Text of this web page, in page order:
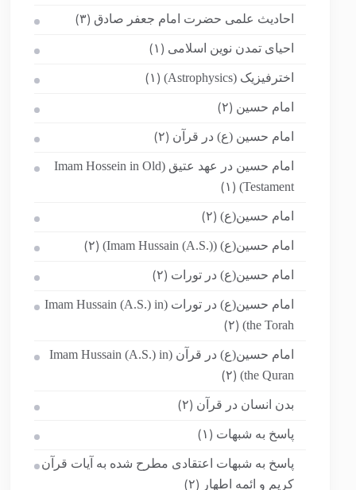
احادیث علمی حضرت امام جعفر صادق (۳)
احیای تمدن نوین اسلامی (۱)
اخترفیزیک (Astrophysics) (۱)
امام حسین (۲)
امام حسین (ع) در قرآن (۲)
امام حسین در عهد عتیق (Imam Hossein in Old
Testament)
(۱)
امام حسین(ع) (۲)
امام حسین(ع) (Imam Hussain (A.S.)) (۲)
امام حسین(ع) در تورات (۲)
امام حسین(ع) در تورات (Imam Hussain (A.S.) in
the Torah)
(۲)
امام حسین(ع) در قرآن (Imam Hussain (A.S.) in
the Quran)
(۲)
بدن انسان در قرآن (۲)
پاسخ به شبهات (۱)
پاسخ به شبهات اعتقادی مطرح شده به آیات قرآن
کریم و ائمه اطهار
(۲)